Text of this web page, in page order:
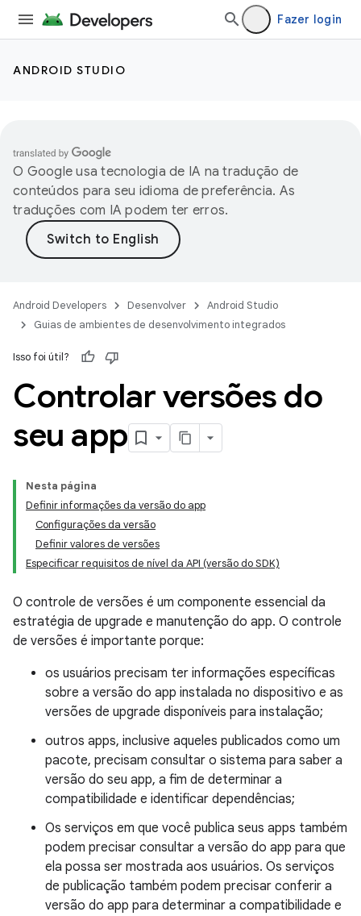
Fazer login
ANDROID STUDIO
O Google usa tecnologia de IA na tradução de
conteúdos para seu idioma de preferência. As
traduções com IA podem ter erros.
Android Developers Desenvolver
Android Studio
Guias de ambientes de desenvolvimento integrados
Isso foi útil?
Controlar versões do
seu app
Nesta página
Definir informações da versão do app
Configurações da versão
Definir valores de versões
Especificar requisitos de nível da API (versão do SDK)
O controle de versões é um componente essencial da
estratégia de upgrade e manutenção do app. O controle
de versões é importante porque:
os usuários precisam ter informações específicas
sobre a versão do app instalada no dispositivo e as
versões de upgrade disponíveis para instalação;
outros apps, inclusive aqueles publicados como um
pacote, precisam consultar o sistema para saber a
versão do seu app, a fim de determinar a
compatibilidade e identificar dependências;
Os serviços em que você publica seus apps também
podem precisar consultar a versão do app para que
ela possa ser mostrada aos usuários. Os serviços
de publicação também podem precisar conferir a
versão do app para determinar a compatibilidade e